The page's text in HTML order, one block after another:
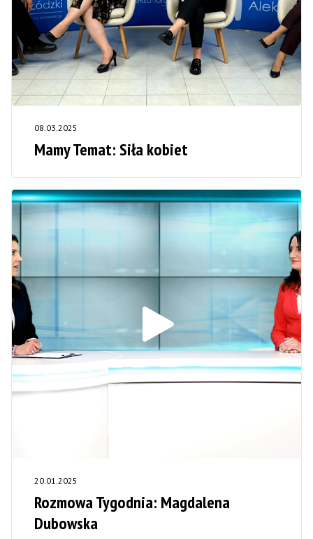
08.03.2025
Mamy Temat: Siła kobiet
20.01.2025
Rozmowa Tygodnia: Magdalena
Dubowska